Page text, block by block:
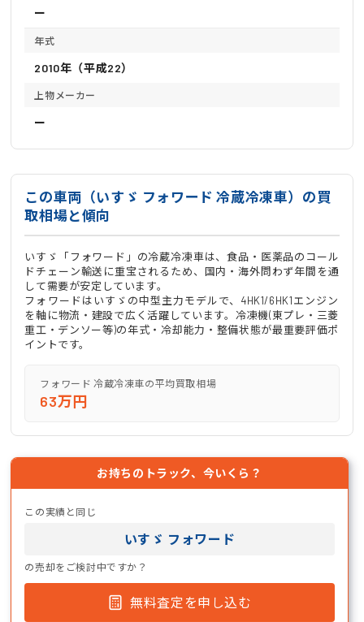
ー
年式
2010年（平成22）
上物メーカー
ー
この車両（いすゞ フォワード 冷蔵冷凍車）の買
取相場と傾向
いすゞ「フォワード」の冷蔵冷凍車は、食品・医薬品のコール
ドチェーン輸送に重宝されるため、国内・海外問わず年間を通
して需要が安定しています。
フォワードはいすゞの中型主力モデルで、4HK1/6HK1エンジン
を軸に物流・建設で広く活躍しています。冷凍機(東プレ・三菱
重工・デンソー等)の年式・冷却能力・整備状態が最重要評価ポ
イントです。
フォワード 冷蔵冷凍車の平均買取相場
63万円
お持ちのトラック、今いくら？
この実績と同じ
いすゞ フォワード
の売却をご検討中ですか？
無料査定を申し込む